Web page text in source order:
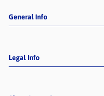
General Info
Legal Info